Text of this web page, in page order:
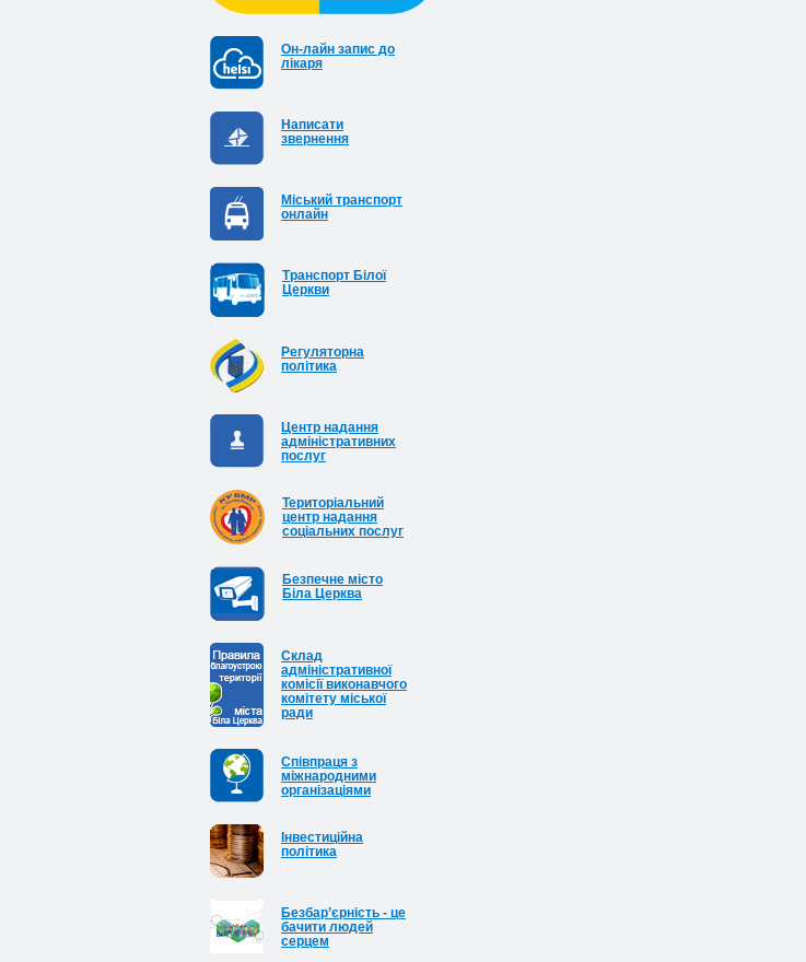
Он-лайн запис до
лікаря
Написати
звернення
Міський транспорт
онлайн
Транспорт Білої
Церкви
Регуляторна
політика
Центр надання
адміністративних
послуг
Територіальний
центр надання
соціальних послуг
Безпечне місто
Біла Церква
Cклад
адміністративної
комісії виконавчого
комітету міської
ради
Співпраця з
міжнародними
організаціями
Інвестиційна
політика
Безбар’єрність - це
бачити людей
серцем